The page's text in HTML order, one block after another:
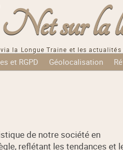
sur la
la Longue Traine et les
et RGPD Géolocalisation
de notre société en
reflétant les tendances et